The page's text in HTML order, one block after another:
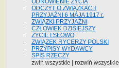
ODNOWIENIE ŻYCIA
ODCZYT O ZWIĄZKACH
PRZYJAŹNI 6 MAJA 1917 r.
ZWIĄZKI PRZYJAŹNI
CZŁOWIEK DZISIEJSZY
ŻYCIE I SŁOWO
ZWIĄZEK RYCERZY POLSKI
PRZYPISY WYDAWCY
SPIS RZECZY
zwiń wszystkie
rozwiń wszystkie